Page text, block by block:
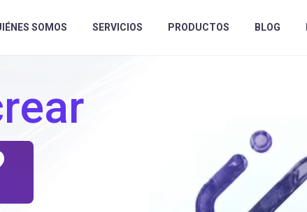
SOMOS SERVICIOS PRODUCTOS BLOG